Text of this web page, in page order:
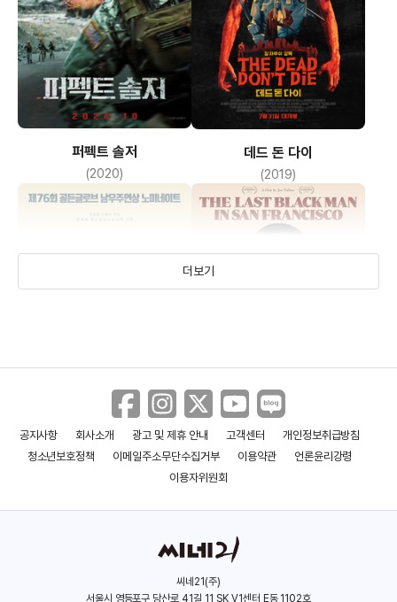
퍼펙트 솔저
(2020)
데드 돈 다이
(2019)
미스터 스마일
더 라스트 블랙 맨 인
더보기
공지사항 회사소개 광고 및 제휴 안내 고객센터
개인정보취급방침
청소년보호정책
이메일주소무단수집거부 이용약관
언론윤리강령
이용자위원회
씨네21(주)
서울시 영등포구 당산로 41길 11 SK V1센터 E동 1102호